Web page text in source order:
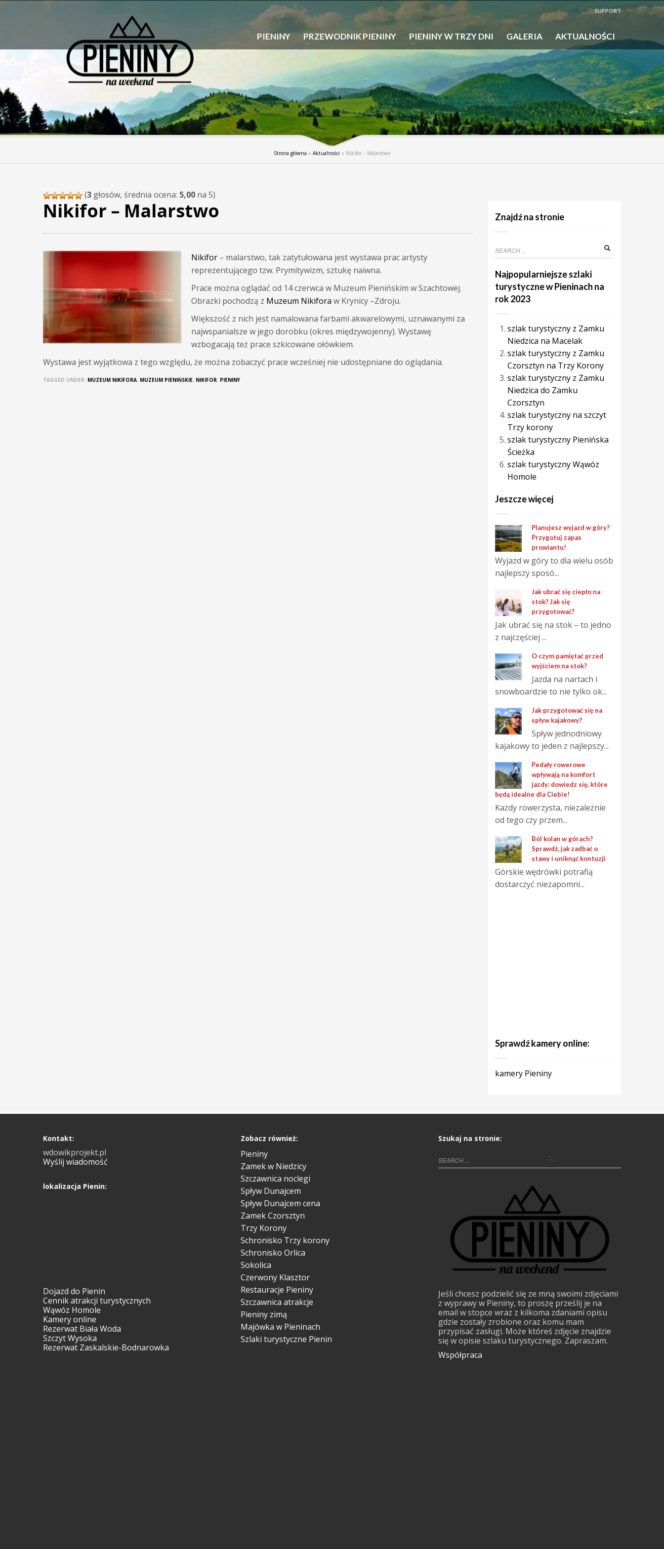
SUPPORT
PIENINY PRZEWODNIK PIENINY PIENINY W TRZY DNI GALERIA AKTUALNOŚCI
Strona główna » Aktualności » Nikifor – Malarstwo
(3 głosów, średnia ocena: 5,00 na 5)
Nikifor – Malarstwo
Nikifor – malarstwo, tak zatytułowana jest wystawa prac artysty
reprezentującego tzw. Prymitywizm, sztukę naiwna.
Prace można oglądać od 14 czerwca w Muzeum Pienińskim w Szachtowej.
Obrazki pochodzą z Muzeum Nikifora w Krynicy –Zdroju.
Większość z nich jest namalowana farbami akwarelowymi, uznawanymi za
najwspanialsze w jego dorobku (okres międzywojenny). Wystawę
wzbogacają też prace szkicowane ołówkiem.
Wystawa jest wyjątkowa z tego względu, że można zobaczyć prace wcześniej nie udostępniane do oglądania.
TAGGED UNDER: MUZEUM NIKIFORA, MUZEUM PIENIŃSKIE, NIKIFOR, PIENINY
Znajdź na stronie
Najpopularniejsze szlaki
turystyczne w Pieninach na
rok 2023
szlak turystyczny z Zamku
Niedzica na Macelak
szlak turystyczny z Zamku
Czorsztyn na Trzy Korony
szlak turystyczny z Zamku
Niedzica do Zamku
Czorsztyn
szlak turystyczny na szczyt
Trzy korony
szlak turystyczny Pienińska
Ścieżka
szlak turystyczny Wąwóz
Homole
Jeszcze więcej
Planujesz wyjazd w góry?
Przygotuj zapas
prowiantu!
Wyjazd w góry to dla wielu osób
najlepszy sposó...
Jak ubrać się ciepło na
stok? Jak się
przygotować?
Jak ubrać się na stok – to jedno
z najczęściej ...
O czym pamiętać przed
wyjściem na stok?
Jazda na nartach i
snowboardzie to nie tylko ok...
Jak przygotować się na
spływ kajakowy?
Spływ jednodniowy
kajakowy to jeden z najlepszy...
Pedały rowerowe
wpływają na komfort
jazdy: dowiedz się, które
będą idealne dla Ciebie!
Każdy rowerzysta, niezależnie
od tego czy przem...
Ból kolan w górach?
Sprawdź, jak zadbać o
stawy i uniknąć kontuzji
Górskie wędrówki potrafią
dostarczyć niezapomni...
Sprawdź kamery online:
kamery Pieniny
Kontakt:
wdowikprojekt.pl
Wyślij wiadomość
lokalizacja Pienin:
Dojazd do Pienin
Cennik atrakcji turystycznych
Wąwóz Homole
Kamery online
Rezerwat Biała Woda
Szczyt Wysoka
Rezerwat Zaskalskie-Bodnarowka
Zobacz również:
Pieniny
Zamek w Niedzicy
Szczawnica noclegi
Spływ Dunajcem
Spływ Dunajcem cena
Zamek Czorsztyn
Trzy Korony
Schronisko Trzy korony
Schronisko Orlica
Sokolica
Czerwony Klasztor
Restauracje Pieniny
Szczawnica atrakcje
Pieniny zimą
Majówka w Pieninach
Szlaki turystyczne Pienin
Szukaj na stronie:
Jeśli chcesz podzielić się ze mną swoimi zdjęciami
z wyprawy w Pieniny, to proszę prześlij je na
email w stopce wraz z kilkoma zdaniami opisu
gdzie zostały zrobione oraz komu mam
przypisać zasługi. Może któreś zdjęcie znajdzie
się w opisie szlaku turystycznego. Zapraszam.
Współpraca